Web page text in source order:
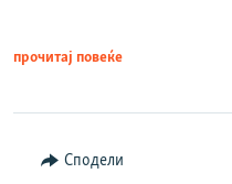
прочитај повеќе
Сподели